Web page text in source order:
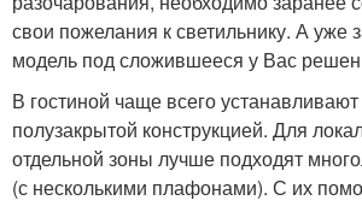
свои пожелания к светильнику. А уже
модель под сложившееся у Вас
В гостиной чаще всего
полузакрытой конструкцией. Для
отдельной зоны лучше подходят
(с несколькими плафонами). С их